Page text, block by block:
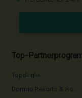
Top-
Topdrinks
Dormio Resorts & Ho...